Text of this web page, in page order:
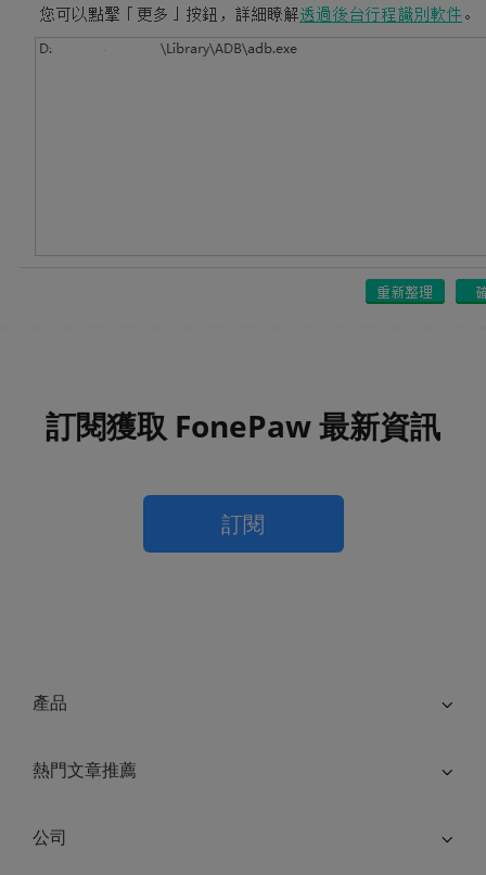
訂閱獲取 FonePaw 最新資訊
訂閱
產品
熱門文章推薦
公司